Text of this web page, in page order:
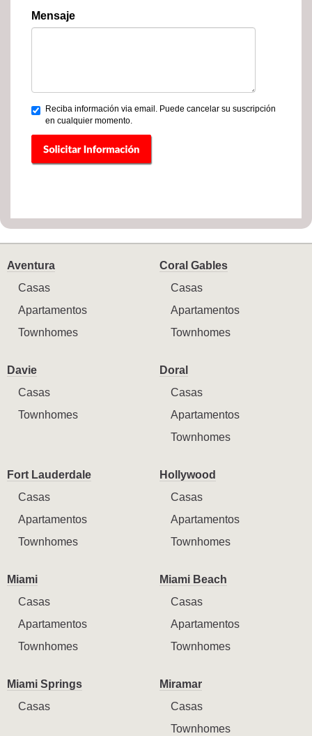
Mensaje
Reciba información via email. Puede cancelar su suscripción
en cualquier momento.
Aventura
Casas
Apartamentos
Townhomes
Coral Gables
Casas
Apartamentos
Townhomes
Davie
Casas
Townhomes
Doral
Casas
Apartamentos
Townhomes
Fort Lauderdale
Casas
Apartamentos
Townhomes
Hollywood
Casas
Apartamentos
Townhomes
Miami
Casas
Apartamentos
Townhomes
Miami Beach
Casas
Apartamentos
Townhomes
Miami Springs
Casas
Miramar
Casas
Townhomes